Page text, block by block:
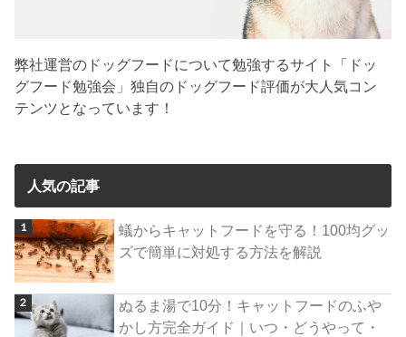
弊社運営のドッグフードについて勉強するサイト「ドッ
グフード勉強会」独自のドッグフード評価が大人気コン
テンツとなっています！
人気の記事
蟻からキャットフードを守る！100均グッ
ズで簡単に対処する方法を解説
ぬるま湯で10分！キャットフードのふや
かし方完全ガイド｜いつ・どうやって・